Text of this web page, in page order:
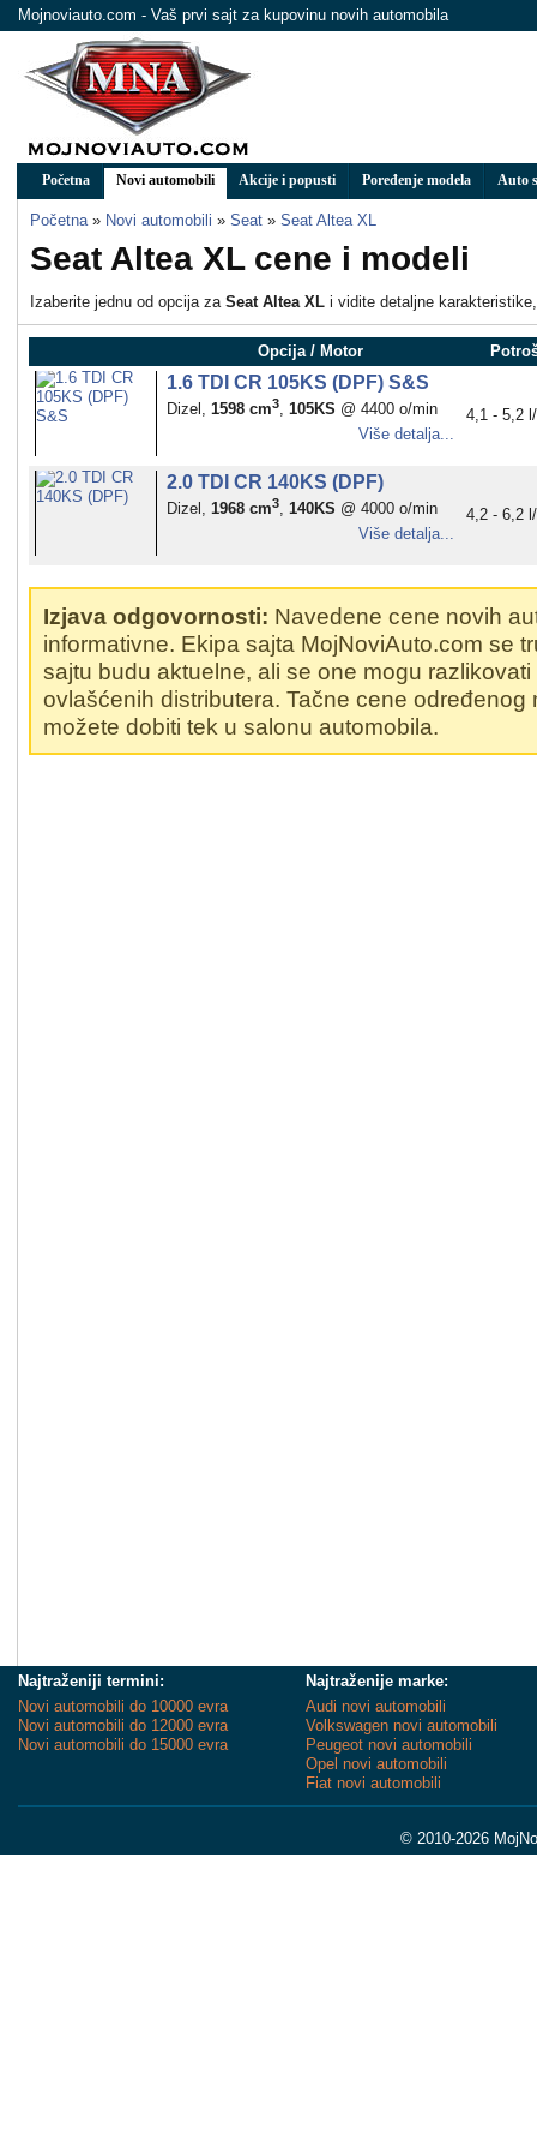
Mojnoviauto.com - Vaš prvi sajt za kupovinu novih automobila
Početna Novi automobili Akcije i popusti Poređenje modela Auto
Početna » Novi automobili » Seat » Seat Altea XL
Seat Altea XL cene i modeli
Izaberite jednu od opcija za Seat Altea XL i vidite detaljne
Opcija / Motor
1.6 TDI CR 105KS (DPF) S&S
Dizel, 1598 cm3, 105KS @ 4400 o/min
Više detalja...
4,1 - 5,2
2.0 TDI CR 140KS (DPF)
Dizel, 1968 cm3, 140KS @ 4000 o/min
Više detalja...
4,2 - 6,2
Izjava odgovornosti: Navedene cene novih
informativne. Ekipa sajta MojNoviAuto.com se
sajtu budu aktuelne, ali se one mogu
ovlašćenih distributera. Tačne cene određenog
možete dobiti tek u salonu automobila.
Najtraženiji termini:
Novi automobili do 10000 evra
Novi automobili do 12000 evra
Novi automobili do 15000 evra
Najtraženije marke:
Audi novi automobili
Volkswagen novi automobili
Peugeot novi automobili
Opel novi automobili
Fiat novi automobili
© 2010-2026